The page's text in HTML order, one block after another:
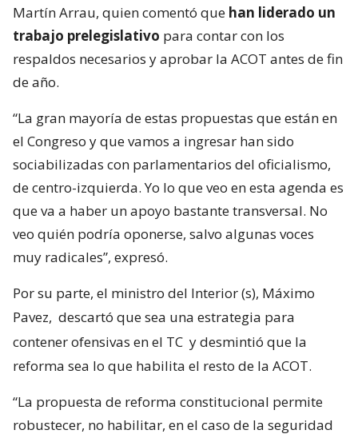
Martín Arrau, quien comentó que han liderado un
trabajo prelegislativo para contar con los
respaldos necesarios y aprobar la ACOT antes de fin
de año.
“La gran mayoría de estas propuestas que están en
el Congreso y que vamos a ingresar han sido
sociabilizadas con parlamentarios del oficialismo,
de centro-izquierda. Yo lo que veo en esta agenda es
que va a haber un apoyo bastante transversal. No
veo quién podría oponerse, salvo algunas voces
muy radicales”, expresó.
Por su parte, el ministro del Interior (s), Máximo
Pavez, descartó que sea una estrategia para
contener ofensivas en el TC y desmintió que la
reforma sea lo que habilita el resto de la ACOT.
“La propuesta de reforma constitucional permite
robustecer, no habilitar, en el caso de la seguridad